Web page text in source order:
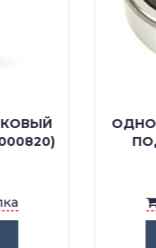
ШАРИКОВЫЙ
6820 LLU
покупка